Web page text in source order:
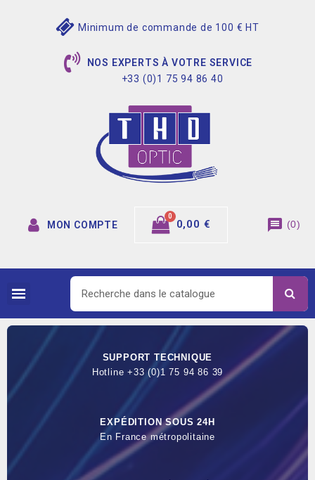
Minimum de commande de 100 € HT
NOS EXPERTS À VOTRE SERVICE
+33 (0)1 75 94 86 40
MON COMPTE 0,00 € message (0)
SUPPORT TECHNIQUE
Hotline +33 (0)1 75 94 86 39
EXPÉDITION SOUS 24H
En France métropolitaine